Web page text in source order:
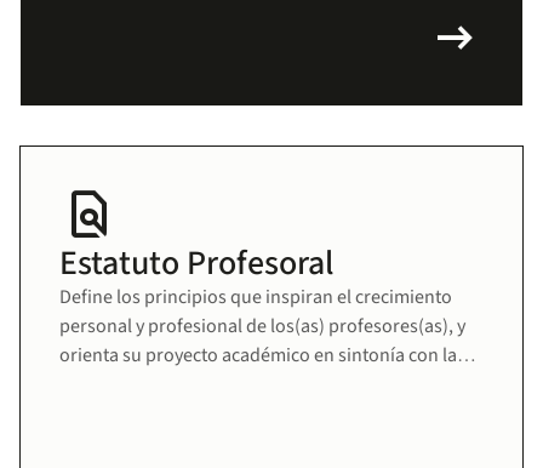
arrow_right_alt
find_in_page
Estatuto Profesoral
Define los principios que inspiran el crecimiento
personal y profesional de los(as) profesores(as), y
orienta su proyecto académico en sintonía con la